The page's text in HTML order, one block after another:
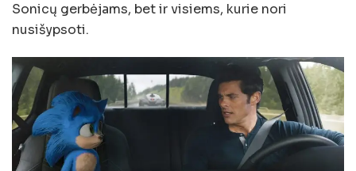
Sonicų gerbėjams, bet ir visiems, kurie nori
nusišypsoti.